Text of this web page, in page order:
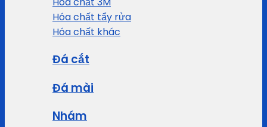
Hóa chất tẩy rửa
Hóa chất khác
Đá cắt
Đá mài
Nhám